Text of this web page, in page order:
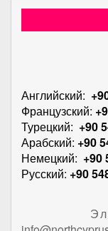
Английский:
Французский:
Турецкий: +90
Арабский: +90
Немецкий: +90
Русский: +90